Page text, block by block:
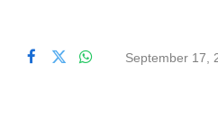
September 17,